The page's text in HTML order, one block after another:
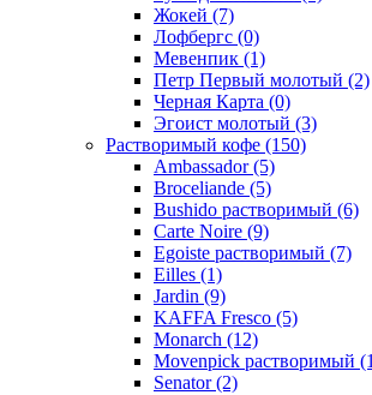
Жокей (7)
Лофбергс (0)
Мевенпик (1)
Петр Первый молотый (2)
Черная Карта (0)
Эгоист молотый (3)
Растворимый кофе (150)
Ambassador(5)
Broceliande (5)
Bushido растворимый (6)
Carte Noire (9)
Egoiste растворимый (7)
Eilles (1)
Jardin (9)
KAFFA Fresco (5)
Monarch (12)
Movenpick растворимый
Senator(2)